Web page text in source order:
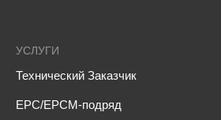
УСЛУГИ
Технический Заказчик
EPC/EPCM-подряд